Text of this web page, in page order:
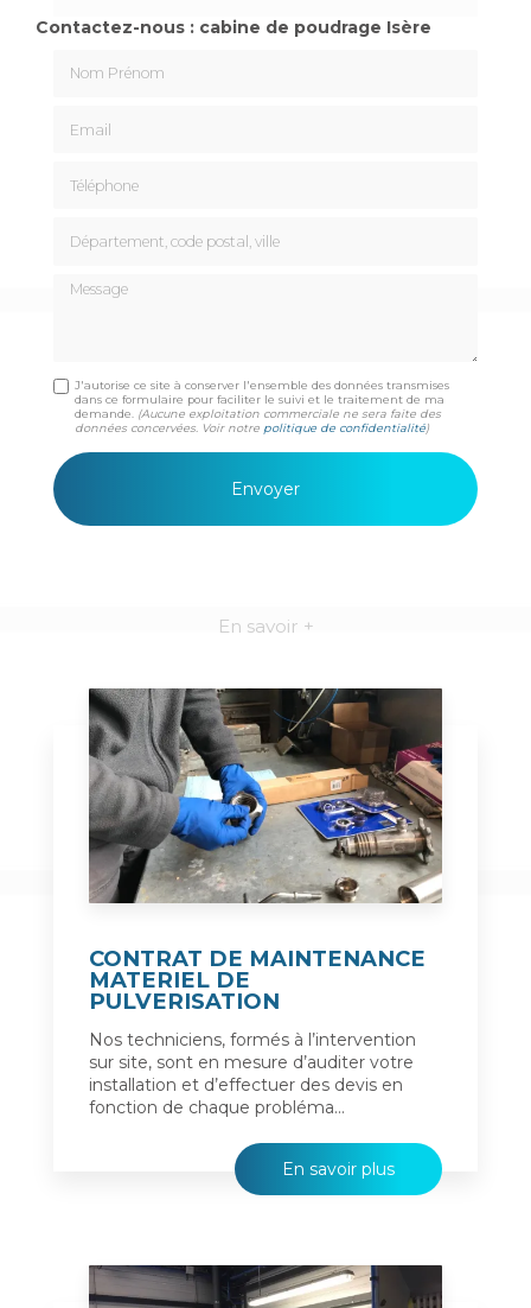
Contactez-nous : cabine de poudrage Isère
Message
J'autorise ce site à conserver l'ensemble des données transmises
dans ce formulaire pour faciliter le suivi et le traitement de ma
demande. (Aucune exploitation commerciale ne sera faite des
données concervées. Voir notre politique de confidentialité)
En savoir +
CONTRAT DE MAINTENANCE
MATERIEL DE
PULVERISATION
Nos techniciens, formés à l’intervention
sur site, sont en mesure d’auditer votre
installation et d’effectuer des devis en
fonction de chaque probléma...
En savoir plus